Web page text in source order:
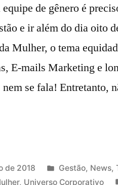
de gênero é
e ir além do dia oito
Mulher, o tema
E-mails Marketing e
se fala! Entretanto,
de 2018 Gestão, News,
, Universo Corporativo